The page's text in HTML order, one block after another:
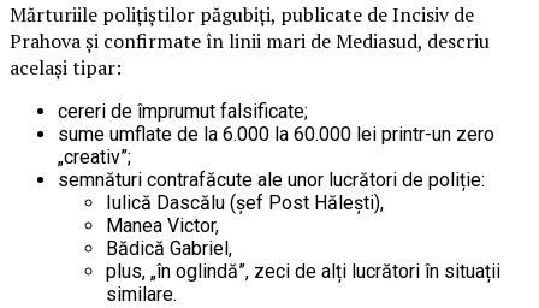
Mărturiile polițiștilor păgubiți, publicate de Incisiv de
Prahova și confirmate în linii mari de Mediasud, descriu
același tipar:
cereri de împrumut falsificate;
sume umflate de la 6.000 la 60.000 lei printr-un zero
„creativ”;
semnături contrafăcute ale unor lucrători de poliție:
Iulică Dascălu (șef Post Hălești),
Manea Victor,
Bădică Gabriel,
plus, „în oglindă”, zeci de alți lucrători în situații
similare.